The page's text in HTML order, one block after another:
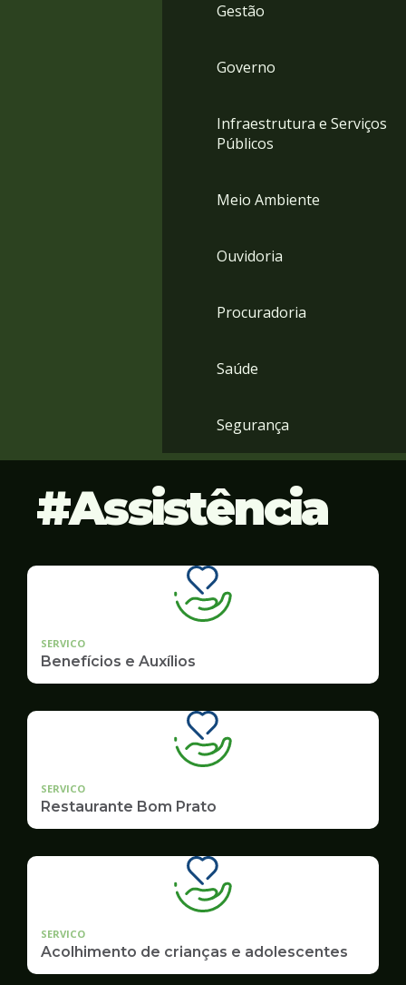
Gestão
Governo
Infraestrutura e Serviços
Públicos
Meio Ambiente
Ouvidoria
Procuradoria
Saúde
Segurança
Assistência
SERVICO
Benefícios e Auxílios
SERVICO
Restaurante Bom Prato
SERVICO
Acolhimento de crianças e adolescentes